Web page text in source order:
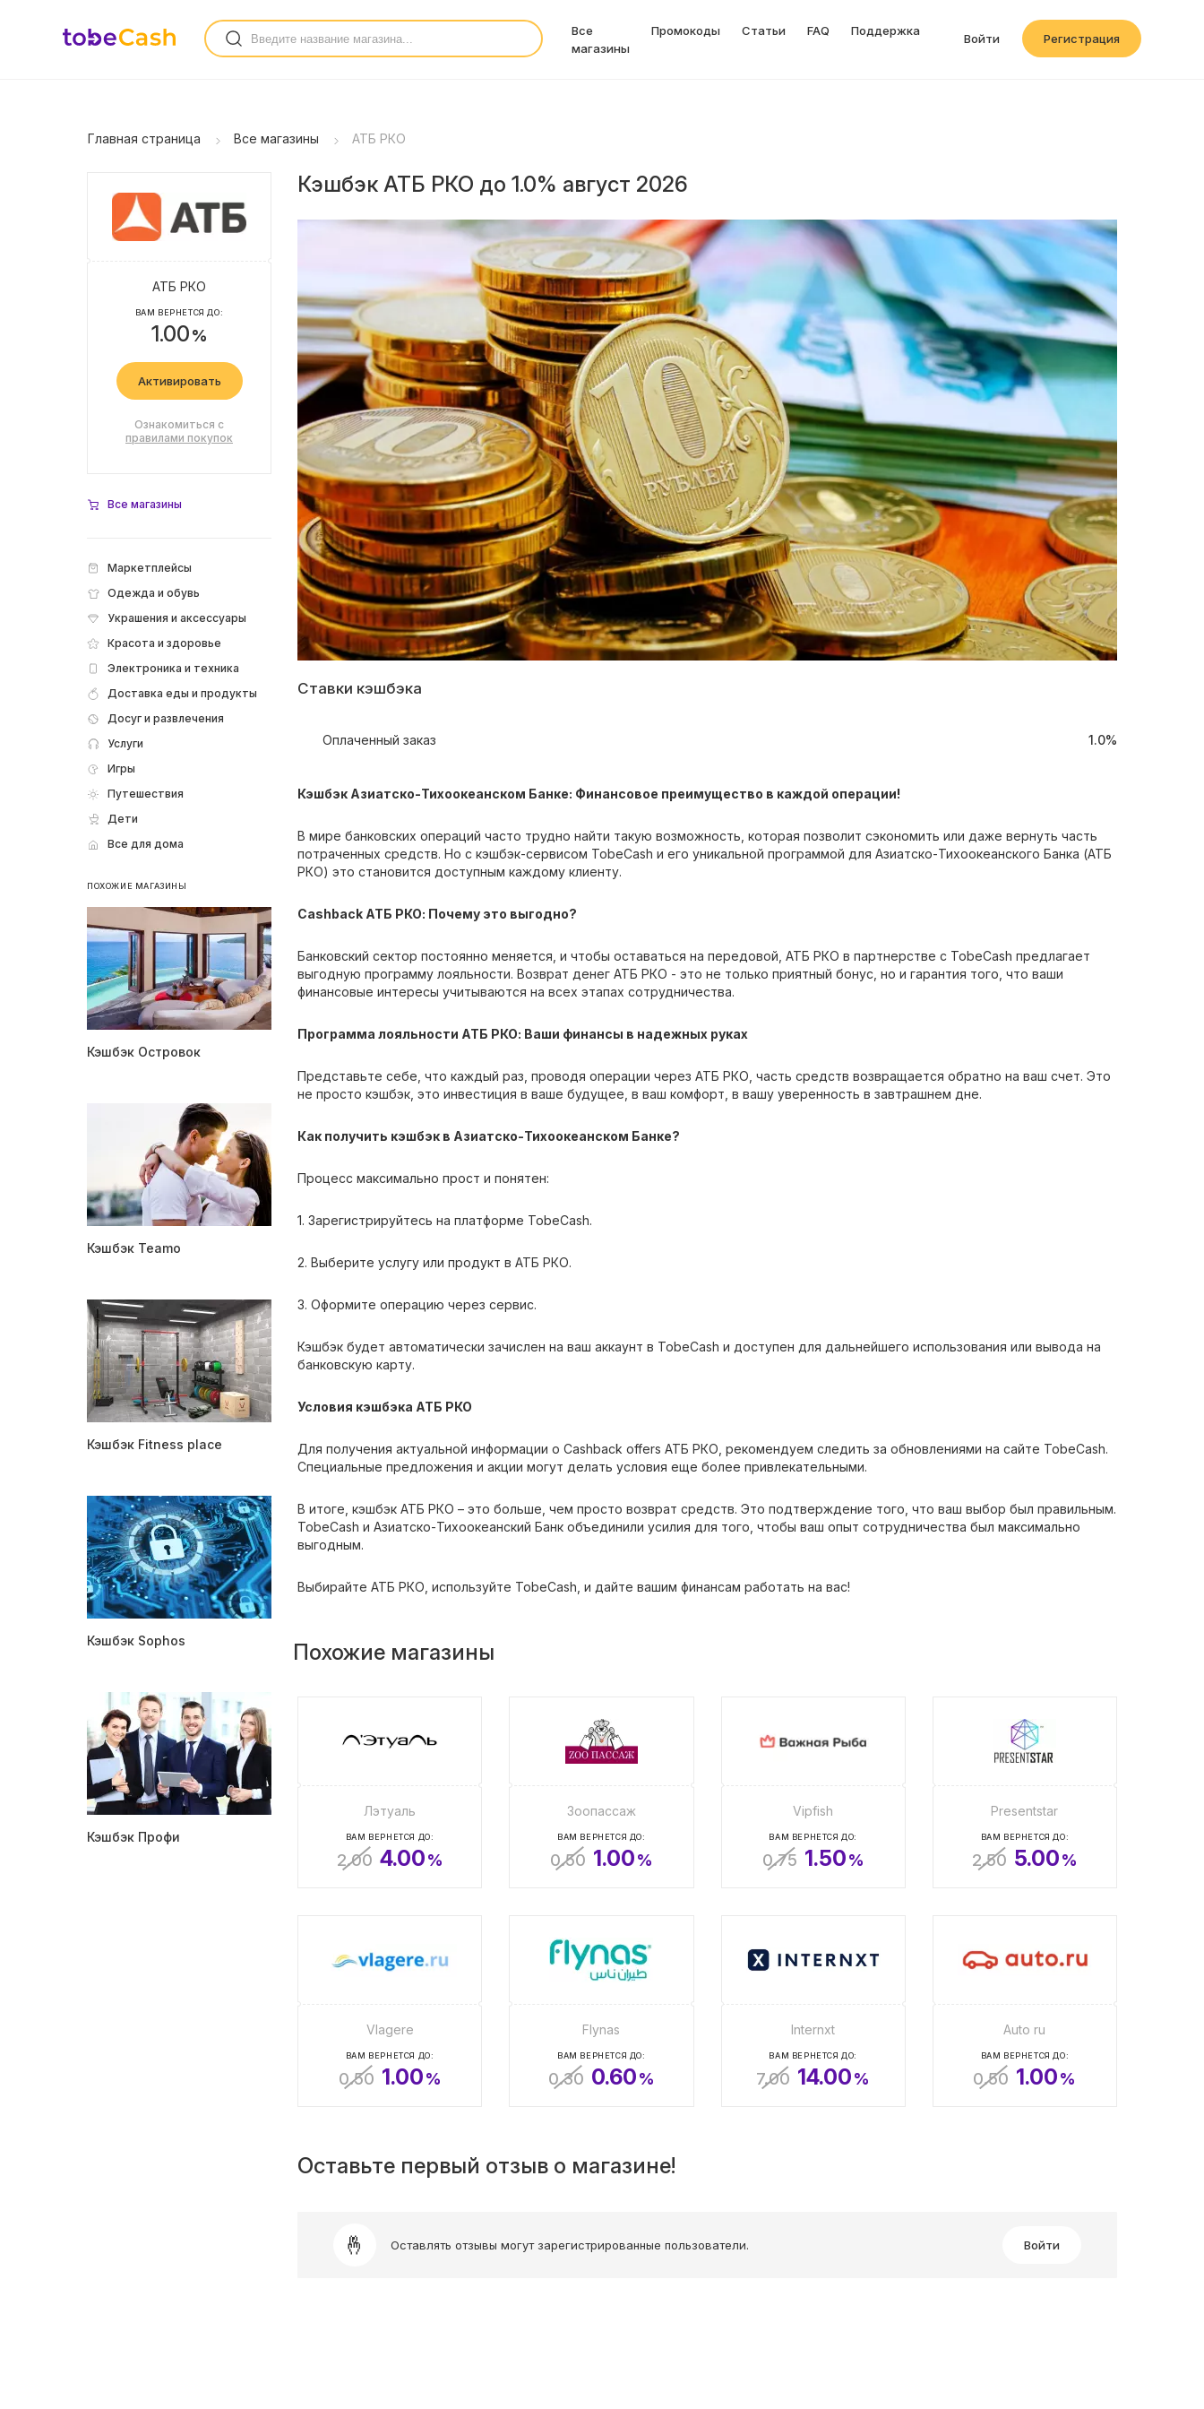
Все
магазины
Промокоды Статьи FAQ Поддержка
Войти Регистрация
Главная страница Все магазины АТБ РКО
АТБ РКО
ВАМ ВЕРНЕТСЯ ДО:
1.00%
Активировать
Ознакомиться с
правилами покупок
Все магазины
Маркетплейсы
Одежда и обувь
Украшения и аксессуары
Красота и здоровье
Электроника и техника
Доставка еды и продукты
Досуг и развлечения
Услуги
Игры
Путешествия
Дети
Все для дома
ПОХОЖИЕ МАГАЗИНЫ
Кэшбэк Островок
Кэшбэк Teamo
Кэшбэк Fitness place
Кэшбэк Sophos
Кэшбэк Профи
Кэшбэк АТБ РКО до 1.0% август 2026
Ставки кэшбэка
Оплаченный заказ 1.0%
Кэшбэк Азиатско-Тихоокеанском Банке: Финансовое преимущество в каждой операции!
В мире банковских операций часто трудно найти такую возможность, которая позволит сэкономить или даже вернуть часть
потраченных средств. Но с кэшбэк-сервисом TobeCash и его уникальной программой для Азиатско-Тихоокеанского Банка (АТБ
РКО) это становится доступным каждому клиенту.
Cashback АТБ РКО: Почему это выгодно?
Банковский сектор постоянно меняется, и чтобы оставаться на передовой, АТБ РКО в партнерстве с TobeCash предлагает
выгодную программу лояльности. Возврат денег АТБ РКО - это не только приятный бонус, но и гарантия того, что ваши
финансовые интересы учитываются на всех этапах сотрудничества.
Программа лояльности АТБ РКО: Ваши финансы в надежных руках
Представьте себе, что каждый раз, проводя операции через АТБ РКО, часть средств возвращается обратно на ваш счет. Это
не просто кэшбэк, это инвестиция в ваше будущее, в ваш комфорт, в вашу уверенность в завтрашнем дне.
Как получить кэшбэк в Азиатско-Тихоокеанском Банке?
Процесс максимально прост и понятен:
1. Зарегистрируйтесь на платформе TobeCash.
2. Выберите услугу или продукт в АТБ РКО.
3. Оформите операцию через сервис.
Кэшбэк будет автоматически зачислен на ваш аккаунт в TobeCash и доступен для дальнейшего использования или вывода на
банковскую карту.
Условия кэшбэка АТБ РКО
Для получения актуальной информации о Cashback offers АТБ РКО, рекомендуем следить за обновлениями на сайте TobeCash.
Специальные предложения и акции могут делать условия еще более привлекательными.
В итоге, кэшбэк АТБ РКО – это больше, чем просто возврат средств. Это подтверждение того, что ваш выбор был правильным.
TobeCash и Азиатско-Тихоокеанский Банк объединили усилия для того, чтобы ваш опыт сотрудничества был максимально
выгодным.
Выбирайте АТБ РКО, используйте TobeCash, и дайте вашим финансам работать на вас!
Похожие магазины
Лэтуаль
ВАМ ВЕРНЕТСЯ ДО:
2.00 4.00%
Зоопассаж
ВАМ ВЕРНЕТСЯ ДО:
0.50 1.00%
Vipfish
ВАМ ВЕРНЕТСЯ ДО:
0.75 1.50%
Presentstar
ВАМ ВЕРНЕТСЯ ДО:
2.50 5.00%
Vlagere
ВАМ ВЕРНЕТСЯ ДО:
0.50 1.00%
Flynas
ВАМ ВЕРНЕТСЯ ДО:
0.30 0.60%
Internxt
ВАМ ВЕРНЕТСЯ ДО:
7.00 14.00%
Auto ru
ВАМ ВЕРНЕТСЯ ДО:
0.50 1.00%
Оставьте первый отзыв о магазине!
Оставлять отзывы могут зарегистрированные пользователи. Войти